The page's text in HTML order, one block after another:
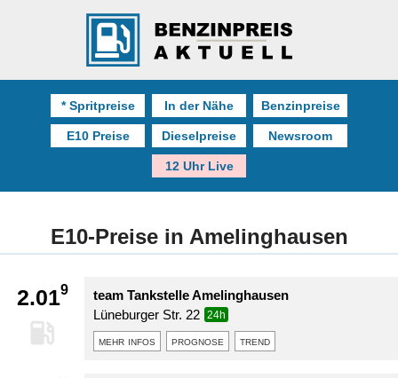
* Spritpreise In der Nähe Benzinpreise
E10 Preise Dieselpreise Newsroom
12 Uhr Live
E10-Preise in Amelinghausen
2.019
team Tankstelle Amelinghausen
Lüneburger Str. 22
24h
mehr infos prognose trend